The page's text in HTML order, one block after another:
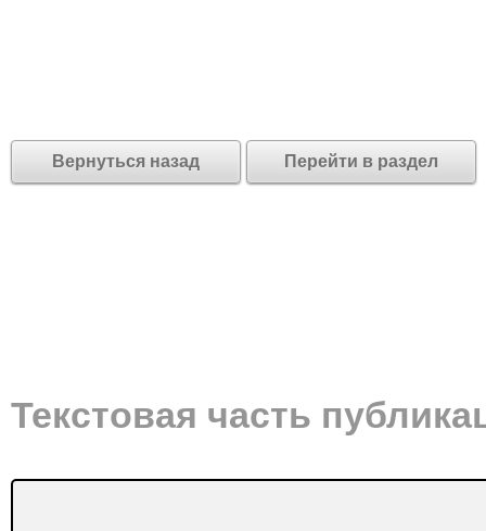
Вернуться назад Перейти в раздел
Текстовая часть